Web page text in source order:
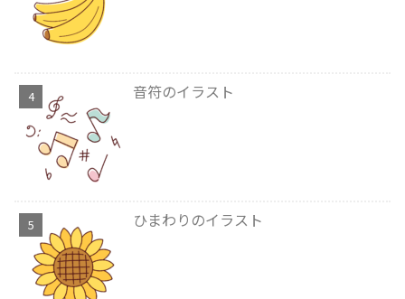
音符のイラスト
ひまわりのイラスト